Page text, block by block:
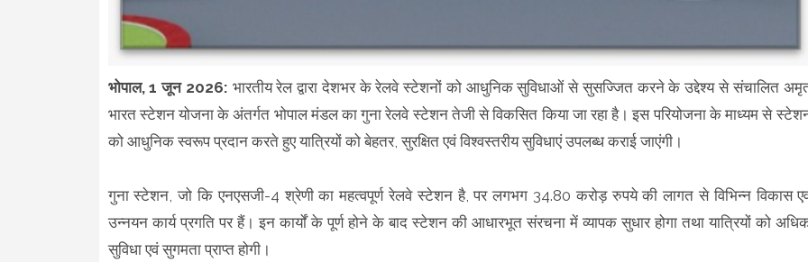
भोपाल, 1 जून 2026: भारतीय रेल द्वारा देशभर के रेलवे स्टेशनों को आधुनिक सुविधाओं से सुसज्जित करने के उद्देश्य से संचालित
भारत स्टेशन योजना के अंतर्गत भोपाल मंडल का गुना रेलवे स्टेशन तेजी से विकसित किया जा रहा है। इस परियोजना के माध्यम से
को आधुनिक स्वरूप प्रदान करते हुए यात्रियों को बेहतर, सुरक्षित एवं विश्वस्तरीय सुविधाएं उपलब्ध कराई जाएंगी।
गुना स्टेशन, जो कि एनएसजी-4 श्रेणी का महत्वपूर्ण रेलवे स्टेशन है, पर लगभग 34.80 करोड़ रुपये की लागत से विभिन्न विकास
उन्नयन कार्य प्रगति पर हैं। इन कार्यों के पूर्ण होने के बाद स्टेशन की आधारभूत संरचना में व्यापक सुधार होगा तथा यात्रियों को
सुविधा एवं सुगमता प्राप्त होगी।